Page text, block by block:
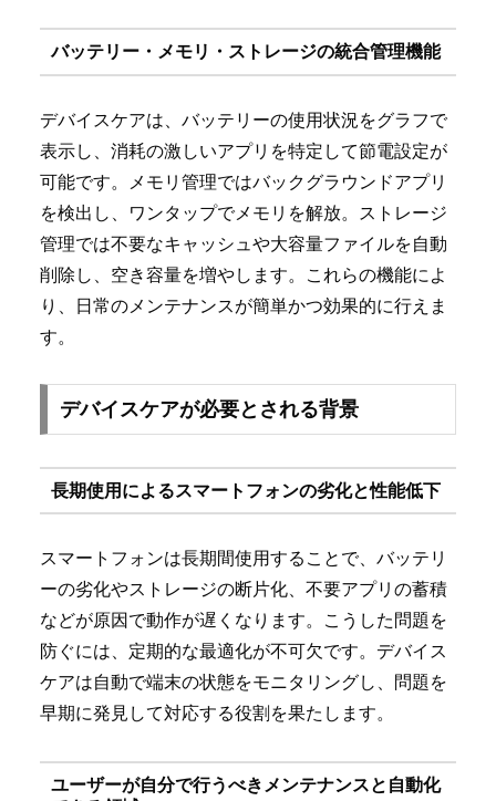
バッテリー・メモリ・ストレージの統合管理機能
デバイスケアは、バッテリーの使用状況をグラフで
表示し、消耗の激しいアプリを特定して節電設定が
可能です。メモリ管理ではバックグラウンドアプリ
を検出し、ワンタップでメモリを解放。ストレージ
管理では不要なキャッシュや大容量ファイルを自動
削除し、空き容量を増やします。これらの機能によ
り、日常のメンテナンスが簡単かつ効果的に行えま
す。
デバイスケアが必要とされる背景
長期使用によるスマートフォンの劣化と性能低下
スマートフォンは長期間使用することで、バッテリ
ーの劣化やストレージの断片化、不要アプリの蓄積
などが原因で動作が遅くなります。こうした問題を
防ぐには、定期的な最適化が不可欠です。デバイス
ケアは自動で端末の状態をモニタリングし、問題を
早期に発見して対応する役割を果たします。
ユーザーが自分で行うべきメンテナンスと自動化